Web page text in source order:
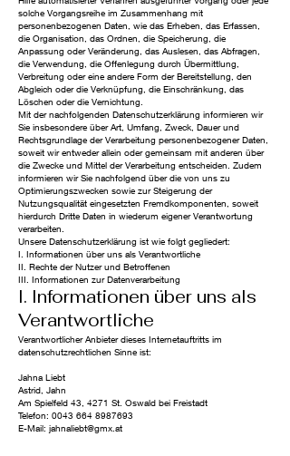
solche Vorgangsreihe im Zusammenhang mit
personenbezogenen Daten, wie das Erheben, das Erfassen,
die Organisation, das Ordnen, die Speicherung, die
Anpassung oder Veränderung, das Auslesen, das Abfragen,
die Verwendung, die Offenlegung durch Übermittlung,
Verbreitung oder eine andere Form der Bereitstellung, den
Abgleich oder die Verknüpfung, die Einschränkung, das
Löschen oder die Vernichtung.
Mit der nachfolgenden Datenschutzerklärung informieren wir
Sie insbesondere über Art, Umfang, Zweck, Dauer und
Rechtsgrundlage der Verarbeitung personenbezogener Daten,
soweit wir entweder allein oder gemeinsam mit anderen über
die Zwecke und Mittel der Verarbeitung entscheiden. Zudem
informieren wir Sie nachfolgend über die von uns zu
Optimierungszwecken sowie zur Steigerung der
Nutzungsqualität eingesetzten Fremdkomponenten, soweit
hierdurch Dritte Daten in wiederum eigener Verantwortung
verarbeiten.
Unsere Datenschutzerklärung ist wie folgt gegliedert:
I. Informationen über uns als Verantwortliche
II. Rechte der Nutzer und Betroffenen
III. Informationen zur Datenverarbeitung
I. Informationen über uns als
Verantwortliche
Verantwortlicher Anbieter dieses Internetauftritts im
datenschutzrechtlichen Sinne ist:
Jahna Liebt
Astrid, Jahn
Am Spielfeld 43, 4271 St. Oswald bei Freistadt
Telefon: 0043 664 8987693
E-Mail: jahnaliebt@gmx.at